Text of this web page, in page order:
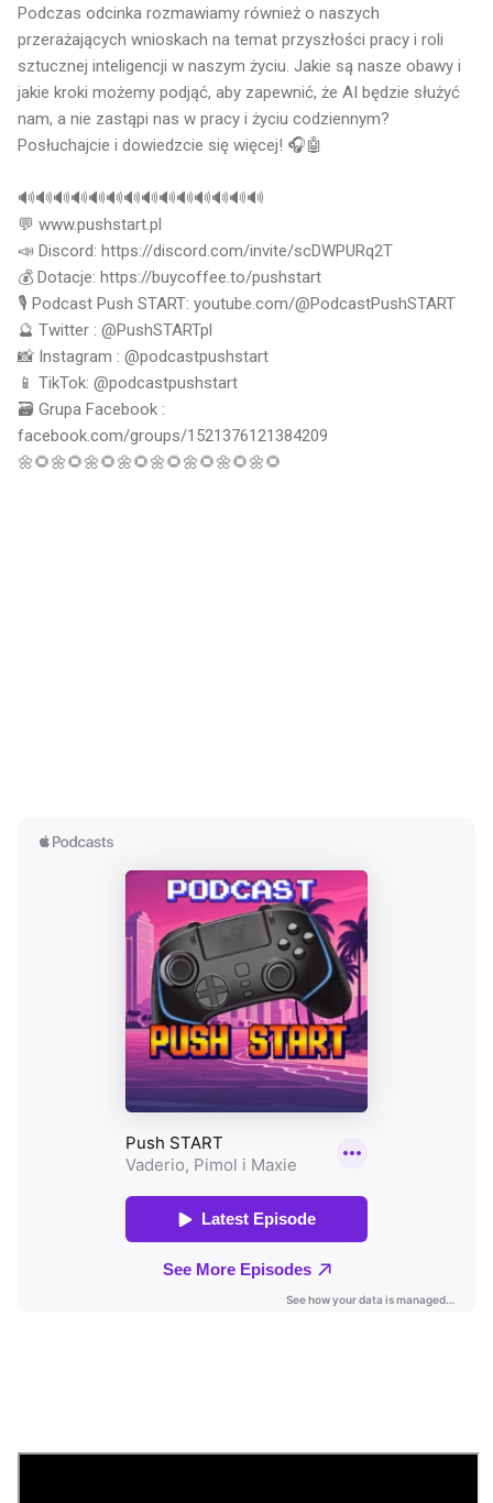
Podczas odcinka rozmawiamy również o naszych
przerażających wnioskach na temat przyszłości pracy i roli
sztucznej inteligencji w naszym życiu. Jakie są nasze obawy i
jakie kroki możemy podjąć, aby zapewnić, że AI będzie służyć
nam, a nie zastąpi nas w pracy i życiu codziennym?
Posłuchajcie i dowiedzcie się więcej! 🎧🤖
🔊🔊🔊🔊🔊🔊🔊🔊🔊🔊🔊🔊🔊🔊
💬 www.pushstart.pl
📣 Discord: https://discord.com/invite/scDWPURq2T
💰 Dotacje: https://buycoffee.to/pushstart
🎙 Podcast Push START: youtube.com/@PodcastPushSTART
🔮 Twitter : @PushSTARTpl
📸 Instagram : @podcastpushstart
📱 TikTok: @podcastpushstart
🗃 Grupa Facebook :
facebook.com/groups/1521376121384209
🌼🌻🌼🌻🌼🌻🌼🌻🌼🌻🌼🌻🌼🌻🌼🌻